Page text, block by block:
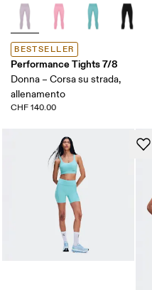
BESTSELLER
Performance Tights 7/8
Donna – Corsa su strada,
allenamento
CHF 140.00